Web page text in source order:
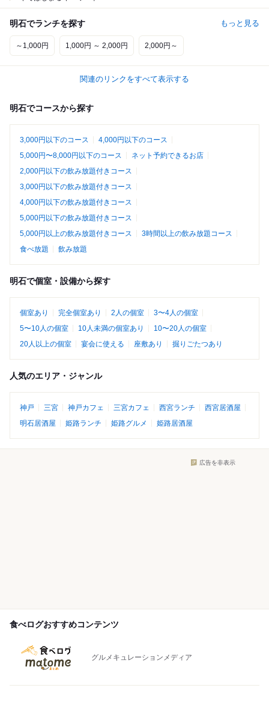
明石でランチを探す もっと見る
～1,000円 1,000円 ～ 2,000円 2,000円～
関連のリンクをすべて表示する
明石でコースから探す
3,000円以下のコース
4,000円以下のコース
5,000円〜8,000円以下のコース
ネット予約できるお店
2,000円以下の飲み放題付きコース
3,000円以下の飲み放題付きコース
4,000円以下の飲み放題付きコース
5,000円以下の飲み放題付きコース
5,000円以上の飲み放題付きコース
3時間以上の飲み放題コース
食べ放題
飲み放題
明石で個室・設備から探す
個室あり 完全個室あり 2人の個室
3〜4人の個室
5〜10人の個室
10人未満の個室あり
10〜20人の個室
20人以上の個室
宴会に使える 座敷あり 掘りごたつあり
人気のエリア・ジャンル
神戸 三宮 神戸カフェ 三宮カフェ 西宮ランチ
西宮居酒屋
明石居酒屋
姫路ランチ 姫路グルメ 姫路居酒屋
広告を非表示
食べログおすすめコンテンツ
グルメキュレーションメディア